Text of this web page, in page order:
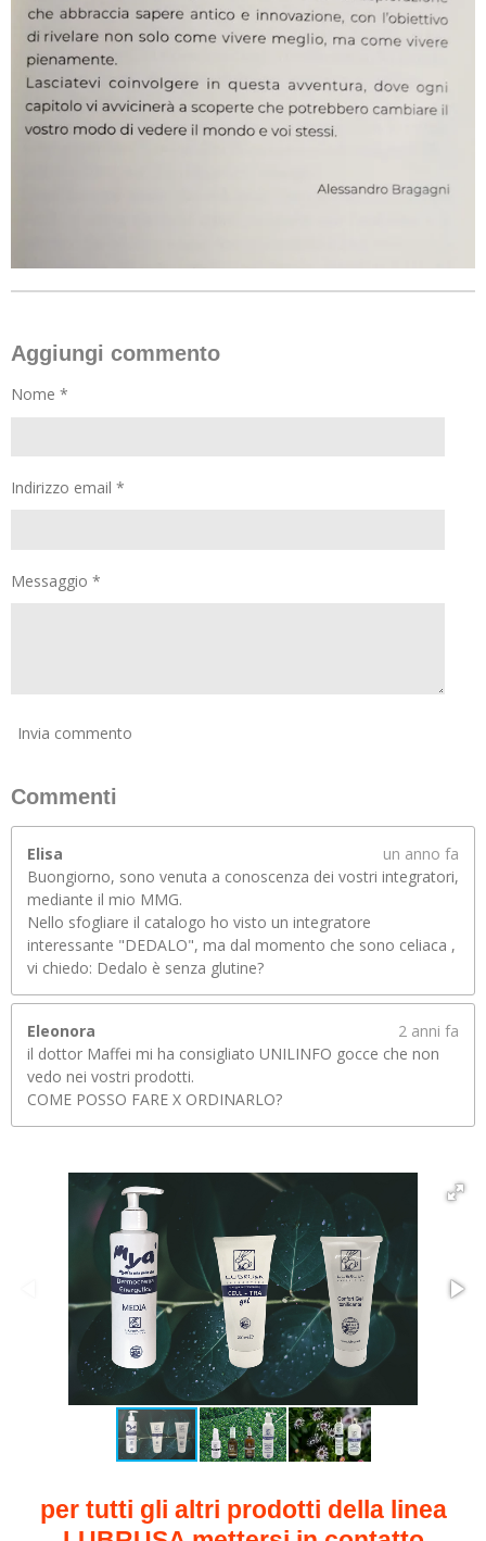
Aggiungi commento
Nome *
Indirizzo email *
Messaggio *
Invia commento
Commenti
Elisa
un anno fa
Buongiorno, sono venuta a conoscenza dei vostri integratori,
mediante il mio MMG.
Nello sfogliare il catalogo ho visto un integratore
interessante "DEDALO", ma dal momento che sono celiaca ,
vi chiedo: Dedalo è senza glutine?
Eleonora
2 anni fa
il dottor Maffei mi ha consigliato UNILINFO gocce che non
vedo nei vostri prodotti.
COME POSSO FARE X ORDINARLO?
per tutti gli altri prodotti della linea